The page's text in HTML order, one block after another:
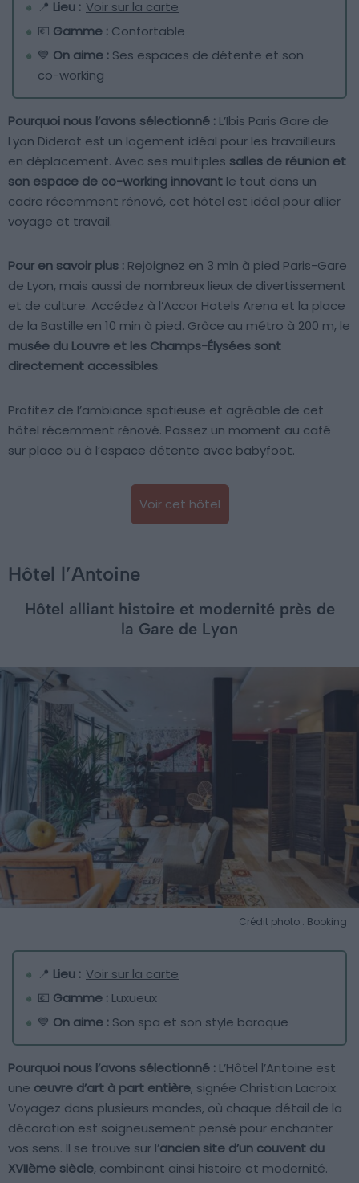
📍 Lieu : Voir sur la carte
💶 Gamme : Confortable
💙 On aime : Ses espaces de détente et son
co-working
Pourquoi nous l’avons sélectionné : L’Ibis Paris Gare de
Lyon Diderot est un logement idéal pour les travailleurs
en déplacement. Avec ses multiples salles de réunion et
son espace de co-working innovant le tout dans un
cadre récemment rénové, cet hôtel est idéal pour allier
voyage et travail.
Pour en savoir plus : Rejoignez en 3 min à pied Paris-Gare
de Lyon, mais aussi de nombreux lieux de divertissement
et de culture. Accédez à l’Accor Hotels Arena et la place
de la Bastille en 10 min à pied. Grâce au métro à 200 m, le
musée du Louvre et les Champs-Élysées sont
directement accessibles.
Profitez de l’ambiance spatieuse et agréable de cet
hôtel récemment rénové. Passez un moment au café
sur place ou à l’espace détente avec babyfoot.
Voir cet hôtel
Hôtel l’Antoine
Hôtel alliant histoire et modernité près de
la Gare de Lyon
Crédit photo : Booking
📍 Lieu : Voir sur la carte
💶 Gamme : Luxueux
💙 On aime : Son spa et son style baroque
Pourquoi nous l’avons sélectionné : L’Hôtel l’Antoine est
une œuvre d’art à part entière, signée Christian Lacroix.
Voyagez dans plusieurs mondes, où chaque détail de la
décoration est soigneusement pensé pour enchanter
vos sens. Il se trouve sur l’ancien site d’un couvent du
XVIIème siècle, combinant ainsi histoire et modernité.